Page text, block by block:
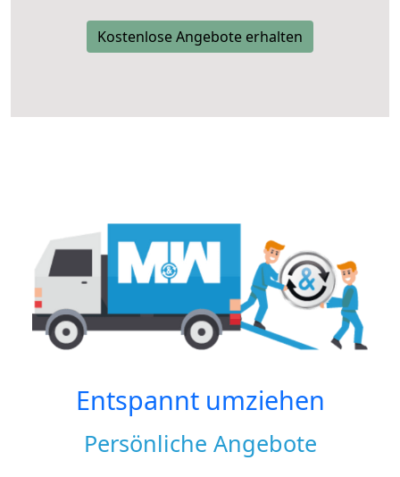
Kostenlose Angebote erhalten
Entspannt umziehen
Persönliche Angebote